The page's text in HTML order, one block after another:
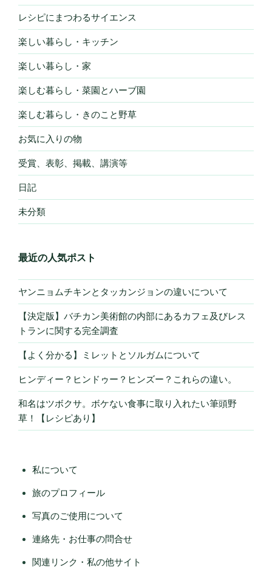
レシピにまつわるサイエンス
楽しい暮らし・キッチン
楽しい暮らし・家
楽しむ暮らし・菜園とハーブ園
楽しむ暮らし・きのこと野草
お気に入りの物
受賞、表彰、掲載、講演等
日記
未分類
最近の人気ポスト
ヤンニョムチキンとタッカンジョンの違いについて
【決定版】バチカン美術館の内部にあるカフェ及びレス
トランに関する完全調査
【よく分かる】ミレットとソルガムについて
ヒンディー？ヒンドゥー？ヒンズー？これらの違い。
和名はツボクサ。ボケない食事に取り入れたい筆頭野
草！【レシピあり】
私について
旅のプロフィール
写真のご使用について
連絡先・お仕事の問合せ
関連リンク・私の他サイト